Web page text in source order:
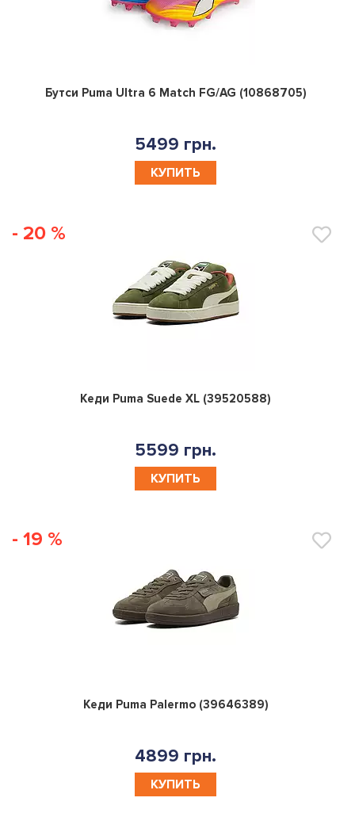
0
Бутси Puma Ultra 6 Match FG/AG (10868705)
5499 грн.
КУПИТЬ
- 20 %
0
Кеди Puma Suede XL (39520588)
5599 грн.
КУПИТЬ
- 19 %
0
Кеди Puma Palermo (39646389)
4899 грн.
КУПИТЬ